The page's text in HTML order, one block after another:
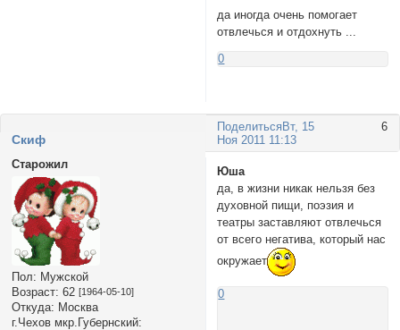
да иногда очень помогает
отвлечься и отдохнуть ...
0
Поделиться 6
Вт, 15
Ноя 2011 11:13
Cкиф
Старожил
Пол: Мужской
Возраст: 62 [1964-05-10]
Откуда: Москва
г.Чехов мкр.Губернский:
Юша
да, в жизни никак нельзя без
духовной пищи, поэзия и
театры заставляют отвлечься
от всего негатива, который нас
окружает
0